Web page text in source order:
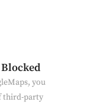
you
third-party